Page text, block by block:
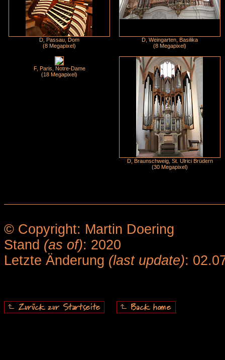
D, Passau, Dom
(8 Megapixel)
D, Weingarten, Basilika
(8 Megapixel)
F, Paris, Notre-Dame
(18 Megapixel)
D, Braunschweig, St. Ulrici Brüdern
(30 Megapixel)
© Copyright: Martin Doering
Stand (as of): 2020
Letzte Änderung (last update):